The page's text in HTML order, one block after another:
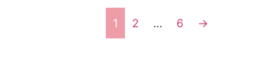
小資女聚集地，讓日常穿搭更自由、有個性、好上
1 2 … 6 →